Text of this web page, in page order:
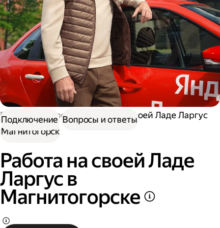
Работа курьером
Работа на своей Ладе Ларгус
Магнитогорск
Работа на своей Ладе
Ларгус в
Магнитогорске
Подключение Вопросы и ответы